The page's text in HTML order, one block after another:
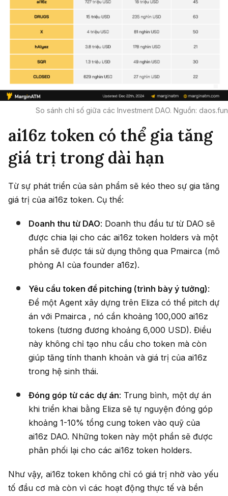
So sánh chỉ số giữa các Investment DAO. Nguồn: daos.fun
ai16z token có thể gia tăng
giá trị trong dài hạn
Từ sự phát triển của sản phẩm sẽ kéo theo sự gia tăng
giá trị của ai16z token. Cụ thể:
Doanh thu từ DAO: Doanh thu đầu tư từ DAO sẽ
được chia lại cho các ai16z token holders và một
phần sẽ được tái sử dụng thông qua Pmairca (mô
phỏng AI của founder a16z).
Yêu cầu token để pitching (trình bày ý tưởng):
Để một Agent xây dựng trên Eliza có thể pitch dự
án với Pmairca , nó cần khoảng 100,000 ai16z
tokens (tương đương khoảng 6,000 USD). Điều
này không chỉ tạo nhu cầu cho token mà còn
giúp tăng tính thanh khoản và giá trị của ai16z
trong hệ sinh thái.
Đóng góp từ các dự án: Trung bình, một dự án
khi triển khai bằng Eliza sẽ tự nguyện đóng góp
khoảng 1-10% tổng cung token vào quỹ của
ai16z DAO. Những token này một phần sẽ được
phân phối lại cho các ai16z token holders.
Như vậy, ai16z token không chỉ có giá trị nhờ vào yếu
tố đầu cơ mà còn vì các hoạt động thực tế và bền